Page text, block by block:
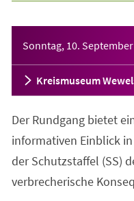
Sonntag, 10.
Kreismuseum
Der Rundgang bietet
informativen Einblick
der Schutzstaffel (SS)
verbrecherische